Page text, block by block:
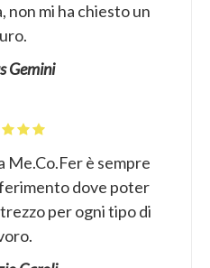
non mi ha chiesto un
Gemini
Me.Co.Fer è sempre
dove poter
per ogni tipo di